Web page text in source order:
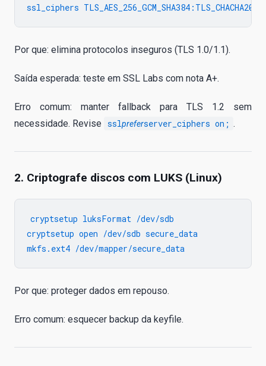
Por que: elimina protocolos inseguros (TLS 1.0/1.1).
Saída esperada: teste em SSL Labs com nota A+.
Erro comum: manter fallback para TLS 1.2 sem
necessidade. Revise sslpreferserver_ciphers on; .
2. Criptografe discos com LUKS (Linux)
cryptsetup luksFormat /dev/sdb
cryptsetup open /dev/sdb secure_data
Por que: proteger dados em repouso.
Erro comum: esquecer backup da keyfile.